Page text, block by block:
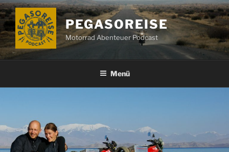
Zum
Inhalt
springen
PEGASOREISE
Motorrad Abenteuer Podcast
Menü